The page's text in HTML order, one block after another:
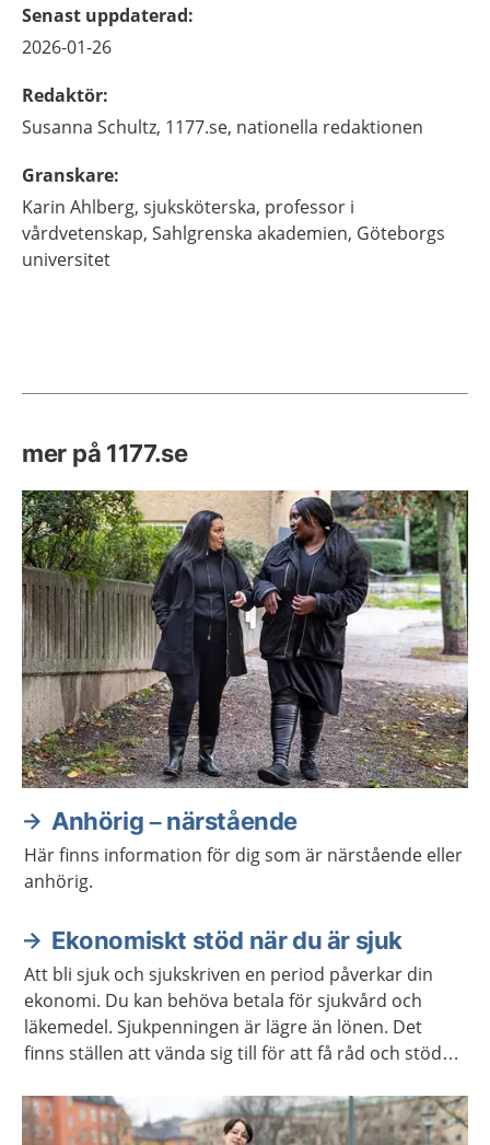
Senast uppdaterad:
2026-01-26
Redaktör:
Susanna Schultz, 1177.se, nationella redaktionen
Granskare:
Karin Ahlberg, sjuksköterska, professor i
vårdvetenskap, Sahlgrenska akademien, Göteborgs
universitet
mer på 1177.se
Anhörig – närstående
Här finns information för dig som är närstående eller
anhörig.
Ekonomiskt stöd när du är sjuk
Att bli sjuk och sjukskriven en period påverkar din
ekonomi. Du kan behöva betala för sjukvård och
läkemedel. Sjukpenningen är lägre än lönen. Det
finns ställen att vända sig till för att få råd och stöd